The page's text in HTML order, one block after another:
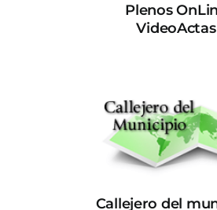
Plenos
VideoActas
Callejero del